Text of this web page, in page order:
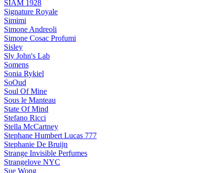
SIAM 1928
Signature Royale
Simimi
Simone Andreoli
Simone Cosac Profumi
Sisley
Sly John's Lab
Somens
Sonia Rykiel
SoOud
Soul Of Mine
Sous le Manteau
State Of Mind
Stefano Ricci
Stella McCartney
Stephane Humbert Lucas 777
Stephanie De Bruijn
Strange Invisible Perfumes
Strangelove NYC
Sue Wong